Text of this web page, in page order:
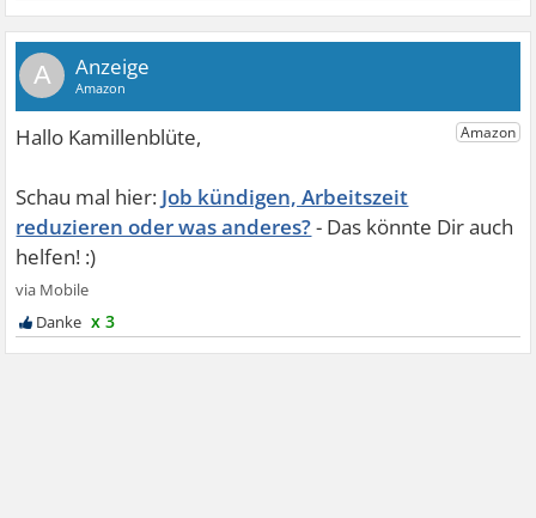
A
Job kündigen, Arbeitszeit
reduzieren oder was anderes?
x 3